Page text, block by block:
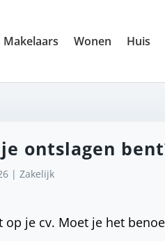
Makelaars Wonen Huis
ontslagen
| Zakelijk
je cv. Moet je het